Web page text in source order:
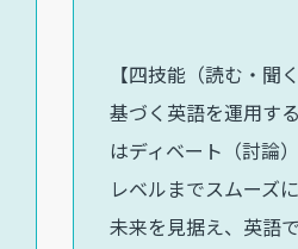
【四技能（読む・
基づく英語を運用す
はディベート（討論
レベルまでスムーズ
未来を見据え、英語